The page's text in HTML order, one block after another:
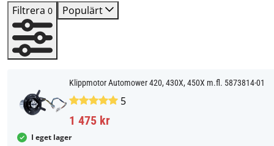
Filtrera 0 Populärt
Klippmotor Automower 420, 430X, 450X m.fl. 5873814-01
5
1 475 kr
I eget lager